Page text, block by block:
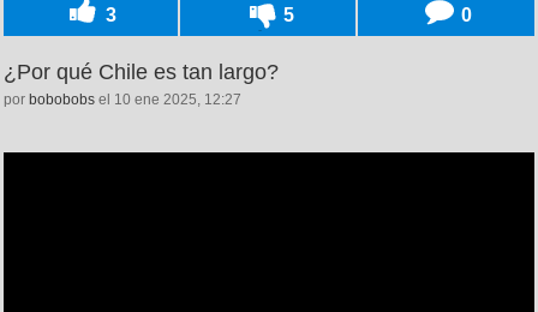
3 5 0
¿Por qué Chile es tan largo?
por bobobobs el 10 ene 2025, 12:27